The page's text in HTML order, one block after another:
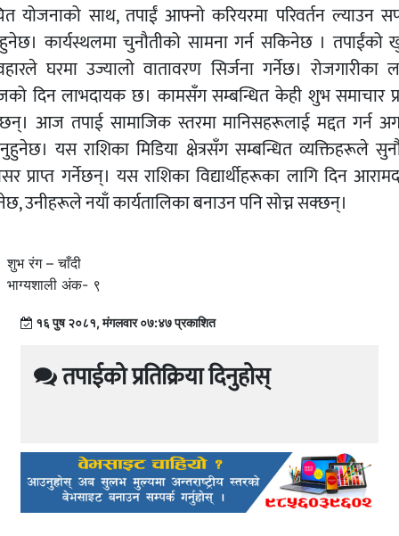
योजनाको साथ, तपाईं आफ्नो करियरमा परिवर्तन ल्याउन
कार्यस्थलमा चुनौतीको सामना गर्न सकिनेछ । तपाईंको
घरमा उज्यालो वातावरण सिर्जना गर्नेछ। रोजगारीका
दिन लाभदायक छ। कामसँग सम्बन्धित केही शुभ समाचार
आज तपाई सामाजिक स्तरमा मानिसहरूलाई मद्दत गर्न
यस राशिका मिडिया क्षेत्रसँग सम्बन्धित व्यक्तिहरूले
प्राप्त गर्नेछन्। यस राशिका विद्यार्थीहरूका लागि दिन
उनीहरूले नयाँ कार्यतालिका बनाउन पनि सोच्न सक्छन्।
शुभ रंग – चाँदी
भाग्यशाली अंक- ९
१६ पुष २०८१, मंगलवार ०७:४७ प्रकाशित
तपाईको प्रतिक्रिया दिनुहोस्